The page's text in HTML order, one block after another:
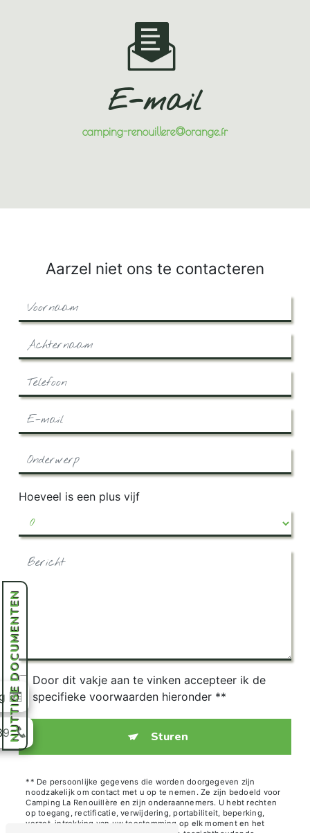
E-mail
camping-renouillere@orange.fr
Aarzel niet ons te contacteren
Hoeveel is een plus vijf
Door dit vakje aan te vinken accepteer ik de
specifieke voorwaarden hieronder **
Sturen
** De persoonlijke gegevens die worden doorgegeven zijn
noodzakelijk om contact met u op te nemen. Ze zijn bedoeld voor
Camping La Renouillère en zijn onderaannemers. U hebt rechten
op toegang, rectificatie, verwijdering, portabiliteit, beperking,
verzet, intrekking van uw toestemming op elk moment en het
NUTTIGE DOCUMENTEN